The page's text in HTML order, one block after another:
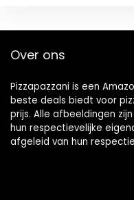
Over ons
Pizzapazzani is een
beste deals biedt voor
prijs. Alle afbeeldingen
hun respectievelijke
afgeleid van hun